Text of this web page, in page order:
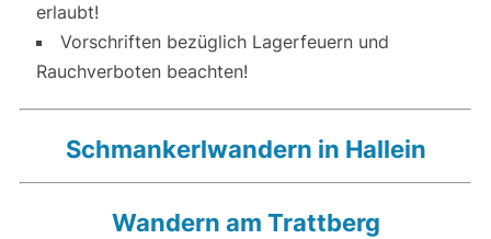
erlaubt!
Vorschriften bezüglich Lagerfeuern und
Rauchverboten beachten!
Schmankerlwandern in Hallein
Wandern am Trattberg